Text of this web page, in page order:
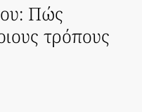
Πώς
τρόπους